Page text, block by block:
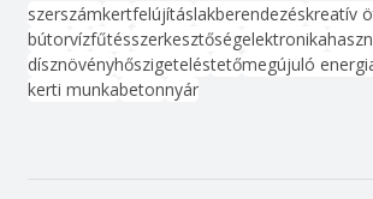
szerszámkertfelújításlakberendezéskreatív
bútorvízfűtésszerkesztőségelektronika
dísznövényhőszigeteléstetőmegújuló
kerti munkabetonnyár